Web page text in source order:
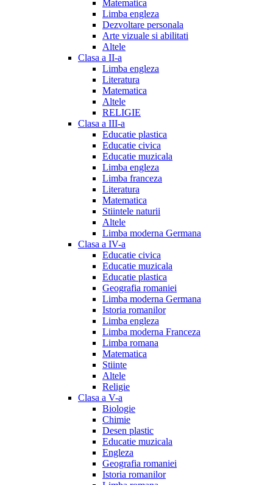
Matematica
Limba engleza
Dezvoltare personala
Arte vizuale si abilitati
Altele
Clasa a II-a
Limba engleza
Literatura
Matematica
Altele
RELIGIE
Clasa a III-a
Educatie plastica
Educatie civica
Educatie muzicala
Limba engleza
Limba franceza
Literatura
Matematica
Stiintele naturii
Altele
Limba moderna Germana
Clasa a IV-a
Educatie civica
Educatie muzicala
Educatie plastica
Geografia romaniei
Limba moderna Germana
Istoria romanilor
Limba engleza
Limba moderna Franceza
Limba romana
Matematica
Stiinte
Altele
Religie
Clasa a V-a
Biologie
Chimie
Desen plastic
Educatie muzicala
Engleza
Geografia romaniei
Istoria romanilor